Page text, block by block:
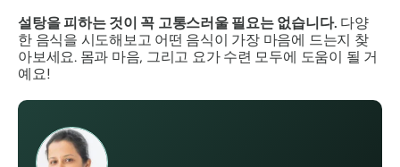
설탕을 피하는 것이 꼭 고통스러울 필요는 없습니다. 다양
한 음식을 시도해보고 어떤 음식이 가장 마음에 드는지 찾
아보세요. 몸과 마음, 그리고 요가 수련 모두에 도움이 될 거
예요!